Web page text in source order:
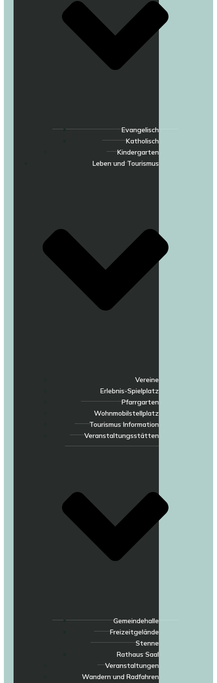
Evangelisch
Katholisch
Kindergarten
Leben und Tourismus
Vereine
Erlebnis-Spielplatz
Pfarrgarten
Wohnmobilstellplatz
Tourismus Information
Veranstaltungsstätten
Gemeindehalle
Freizeitgelände
Stenne
Rathaus Saal
Veranstaltungen
Wandern und Radfahren